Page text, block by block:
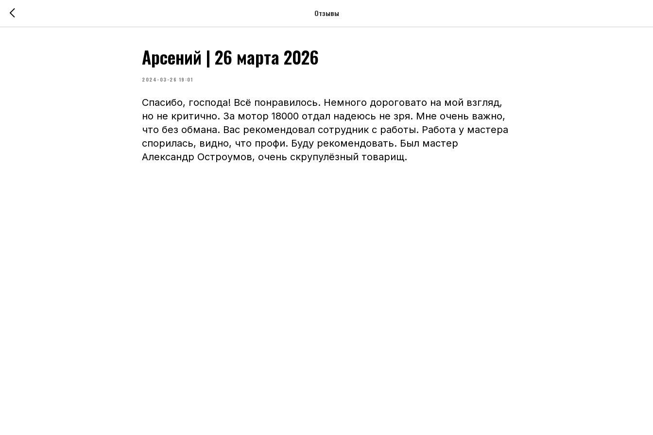
Отзывы
Арсений | 26 марта 2026
2024-03-26 19:01
Спасибо, господа! Всё понравилось. Немного дороговато на мой взгляд,
но не критично. За мотор 18000 отдал надеюсь не зря. Мне очень важно,
что без обмана. Вас рекомендовал сотрудник с работы. Работа у мастера
спорилась, видно, что профи. Буду рекомендовать. Был мастер
Александр Остроумов, очень скрупулёзный товарищ.